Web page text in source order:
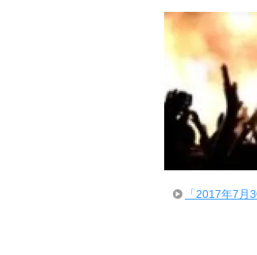
「2017年7